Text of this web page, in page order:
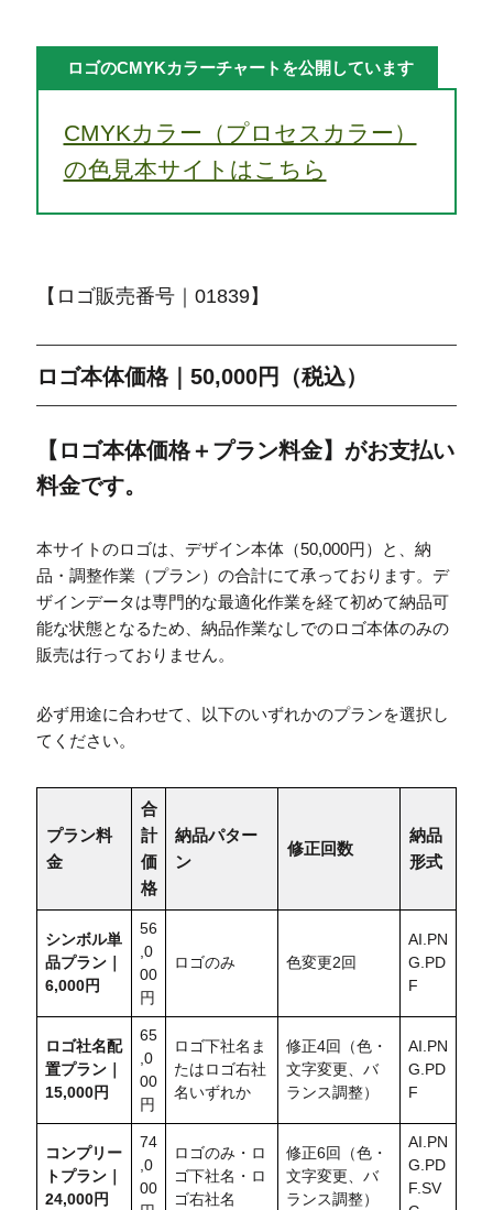
ロゴのCMYKカラーチャートを公開しています
CMYKカラー（プロセスカラー）
の色見本サイトはこちら
【ロゴ販売番号｜01839】
ロゴ本体価格｜50,000円（税込）
【ロゴ本体価格＋プラン料金】がお支払い
料金です。
本サイトのロゴは、デザイン本体（50,000円）と、納
品・調整作業（プラン）の合計にて承っております。デ
ザインデータは専門的な最適化作業を経て初めて納品可
能な状態となるため、納品作業なしでのロゴ本体のみの
販売は行っておりません。
必ず用途に合わせて、以下のいずれかのプランを選択し
てください。
プラン料
金
合
計
価
格
納品パター
ン
修正回数
納品
形式
シンボル単
品プラン｜
6,000円
56
,0
00
円
ロゴのみ 色変更2回
AI.PN
G.PD
F
ロゴ社名配
置プラン｜
15,000円
65
,0
00
円
ロゴ下社名ま
たはロゴ右社
名いずれか
修正4回（色・
文字変更、バ
ランス調整）
AI.PN
G.PD
F
コンプリー
トプラン｜
24,000円
74
,0
00
ロゴのみ・ロ
ゴ下社名・ロ
ゴ右社名
修正6回（色・
文字変更、バ
ランス調整）
AI.PN
G.PD
F.SV